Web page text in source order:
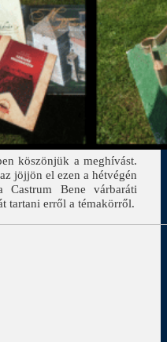
köszönjük a meghívást.
jöjjön el ezen a hétvégén
Castrum Bene várbaráti
tartani erről a témakörről.